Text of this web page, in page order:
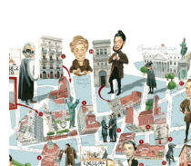
producto
tiene
múltiples
variantes.
Las